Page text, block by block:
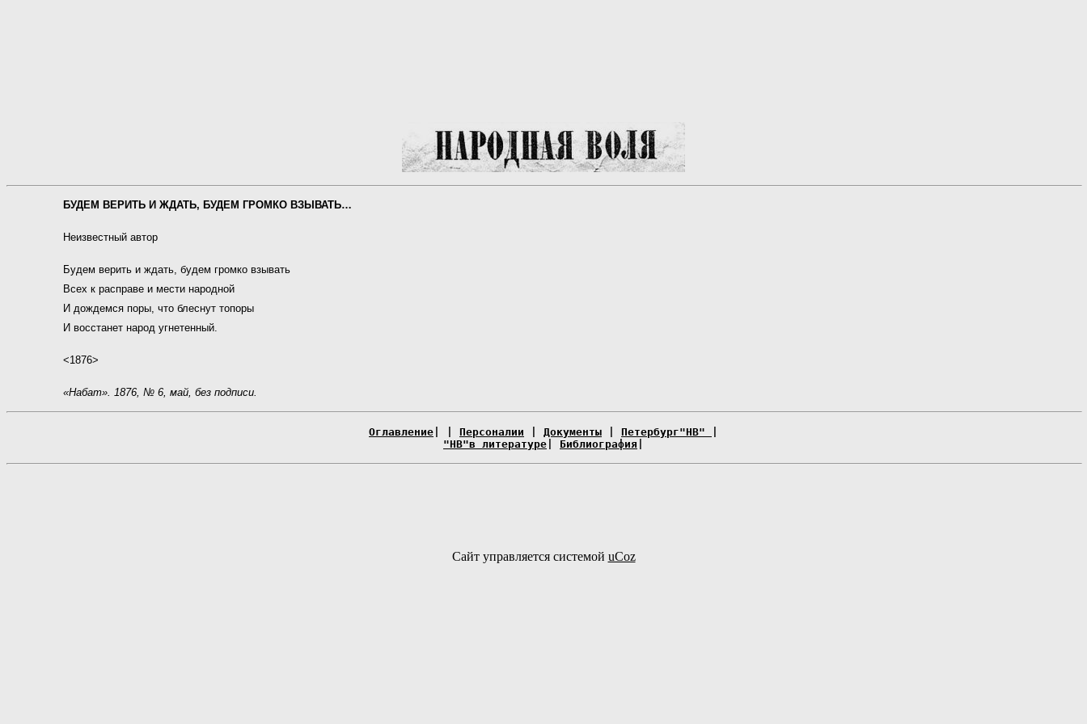
БУДЕМ ВЕРИТЬ И ЖДАТЬ, БУДЕМ ГРОМКО ВЗЫВАТЬ…
Неизвестный автор
Будем верить и ждать, будем громко взывать
Всех к расправе и мести народной
И дождемся поры, что блеснут топоры
И восстанет народ угнетенный.
<1876>
«Набат». 1876, № 6, май, без подписи.
Оглавление Персоналии Документы Петербург"НВ"
"НВ"в литературе
Библиография
Сайт управляется системой uCoz